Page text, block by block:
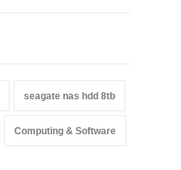
seagate nas hdd 8tb
Computing & Software